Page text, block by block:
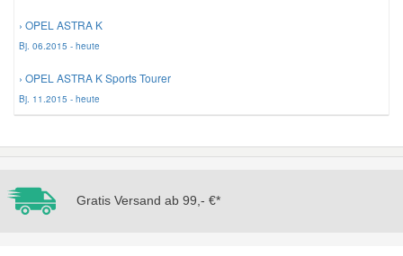
› OPEL ASTRA K
Bj. 06.2015 - heute
› OPEL ASTRA K Sports Tourer
Bj. 11.2015 - heute
Gratis Versand ab 99,- €*
Nissan Ersatzteile
Seat Ersatzteile